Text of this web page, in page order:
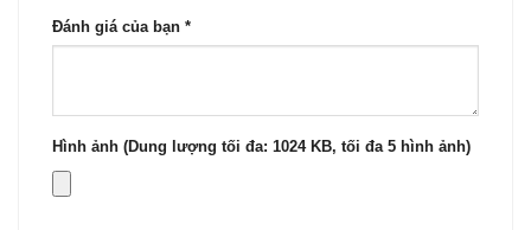
Đánh giá của bạn *
Hình ảnh (Dung lượng tối đa: 1024 KB, tối đa 5 hình ảnh)